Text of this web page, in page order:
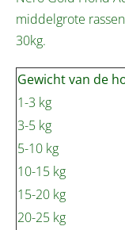
middelgrote
30kg.
Gewicht van de
1-3 kg
3-5 kg
5-10 kg
10-15 kg
15-20 kg
20-25 kg